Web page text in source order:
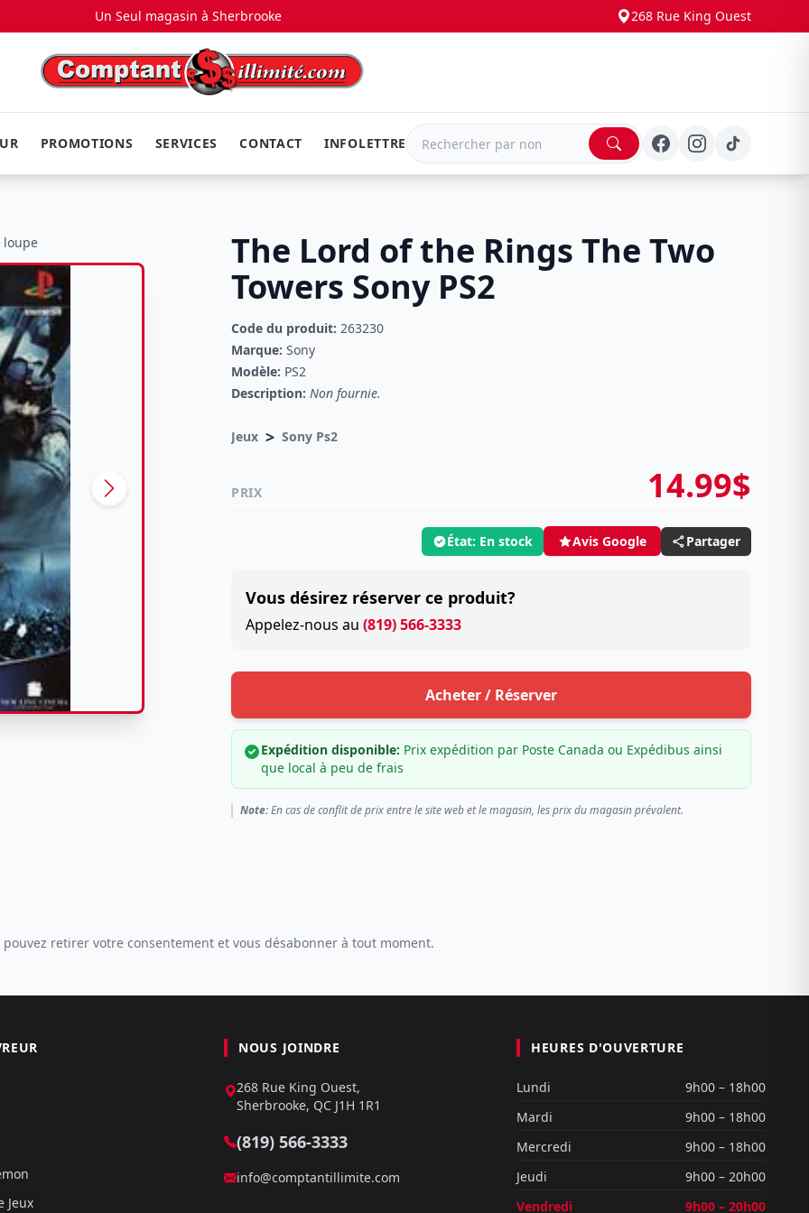
Un Seul magasin à Sherbrooke 268 Rue King Ouest
PROMOTIONS SERVICES CONTACT INFOLETTRE
loupe
The Lord of the Rings The Two
Towers Sony PS2
Code du produit: 263230
Marque: Sony
Modèle: PS2
Description: Non fournie.
Jeux > Sony Ps2
PRIX 14.99$
État: En stock Avis Google Partager
Vous désirez réserver ce produit?
Appelez-nous au (819) 566-3333
Acheter / Réserver
Expédition disponible: Prix expédition par Poste Canada ou Expédibus ainsi
que local à peu de frais
Note:En cas de conflit de prix entre le site web et le magasin, les prix du magasin prévalent.
pouvez retirer votre consentement et vous désabonner à tout moment.
Jeux
NOUS JOINDRE
268 Rue King Ouest,
Sherbrooke, QC J1H 1R1
(819) 566-3333
info@comptantillimite.com
HEURES D'OUVERTURE
Lundi
9h00 – 18h00
Mardi
9h00 – 18h00
Mercredi
9h00 – 18h00
Jeudi
9h00 – 20h00
Vendredi
9h00 – 20h00